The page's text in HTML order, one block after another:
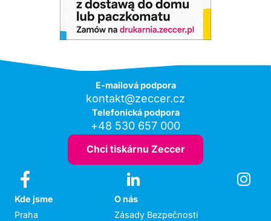
E-mailová podpora
kontakt@zeccer.cz
Telefonická podpora
+48 530 657 000
Chci tiskárnu Zeccer
Kde jsme
Praha
O nás
Zásady Bezpečnosti